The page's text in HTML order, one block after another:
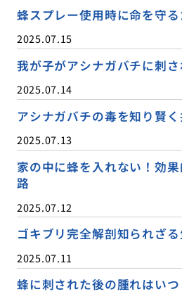
蜂スプレー使用時に命を守
2025.07.15
我が子がアシナガバチに刺さ
2025.07.14
アシナガバチの毒を知り賢
2025.07.13
家の中に蜂を入れない！効
路
2025.07.12
ゴキブリ完全解剖知られざ
2025.07.11
蜂に刺された後の腫れはいつ